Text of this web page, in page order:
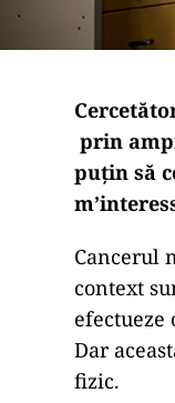
prin
puțin să
Cancerul
context
Dar
fizic.